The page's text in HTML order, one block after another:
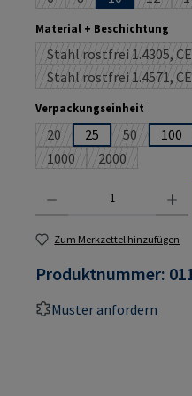
(Diese Option ist zurzeit
(Diese Option ist(Diese
Material + Beschichtung
Stahl rostfrei 1.4305, CE
(Diese
Stahl rostfrei 1.4571, CE
(Diese
Verpackungseinheit
20(Diese Option ist zurzeit
25 50(Diese100
1000(Diese Option ist zurzeit
2000(Diese Option
Zum Merkzettel hinzufügen
Produktnummer:
Muster anfordern